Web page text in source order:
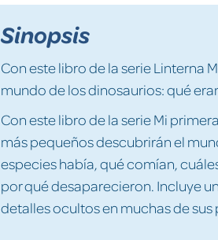
Sinopsis
Con este libro de la serie Linterna
mundo de los dinosaurios: qué
Con este libro de la serie Mi
más pequeños descubrirán el
especies había, qué comían,
por qué desaparecieron. Incluye
detalles ocultos en muchas de sus